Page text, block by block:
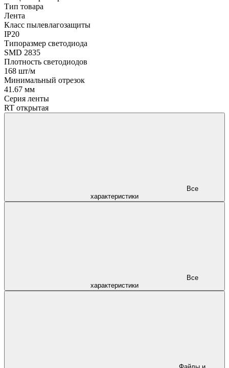
Тип товара
Лента
Класс пылевлагозащиты
IP20
Типоразмер светодиода
SMD 2835
Плотность светодиодов
168 шт/м
Минимальный отрезок
41.67 мм
Серия ленты
RT открытая
характеристики
характеристики